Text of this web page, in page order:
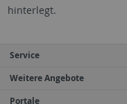
hinterlegt.
Service
Weitere Angebote
Portale